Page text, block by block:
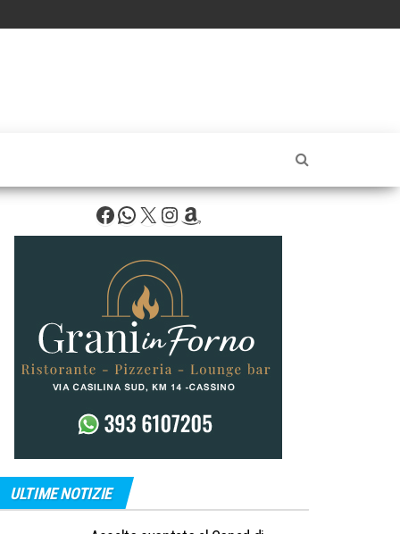
Facebook
WhatsApp
X Instagram
Amazon
ULTIME NOTIZIE